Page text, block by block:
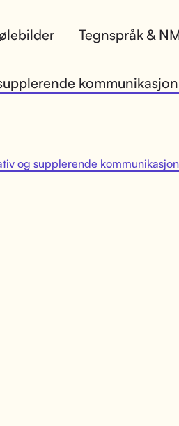
Tegnspråk &
kommunikasjon
og supplerende kommunikasjon